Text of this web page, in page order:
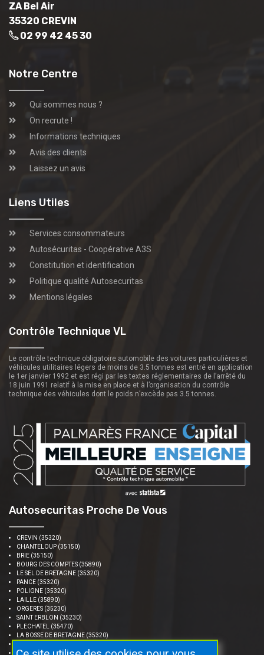
ZA Bel Air
35320 CREVIN
02 99 42 45 30
Notre Centre
Qui sommes nous ?
On recrute !
Informations techniques
Avis des clients
Laissez un avis
Liens Utiles
Services consommateurs
Autosécuritas - Coopérative A3S
Constitution et identification
Politique qualité Autosecuritas
Mentions légales
Contrôle Technique VL
Le contrôle technique obligatoire automobile des voitures particulières et
véhicules utilitaires légers de moins de 3.5 tonnes est entré en application
le 1er janvier 1992 et est régi par les textes réglementaires de l’arrêté du
18 juin 1991 relatif à la mise en place et à l’organisation du contrôle
technique des véhicules dont le poids n’excède pas 3.5 tonnes.
Autosecuritas Proche De Vous
CREVIN (35320)
CHANTELOUP (35150)
BRIE (35150)
BOURG DES COMPTES (35890)
LE SEL DE BRETAGNE (35320)
PANCE (35320)
POLIGNE (35320)
LAILLE (35890)
ORGERES (35230)
SAINT ERBLON (35230)
PLECHATEL (35470)
LA BOSSE DE BRETAGNE (35320)
LE PETIT FOUGERAY (35320)